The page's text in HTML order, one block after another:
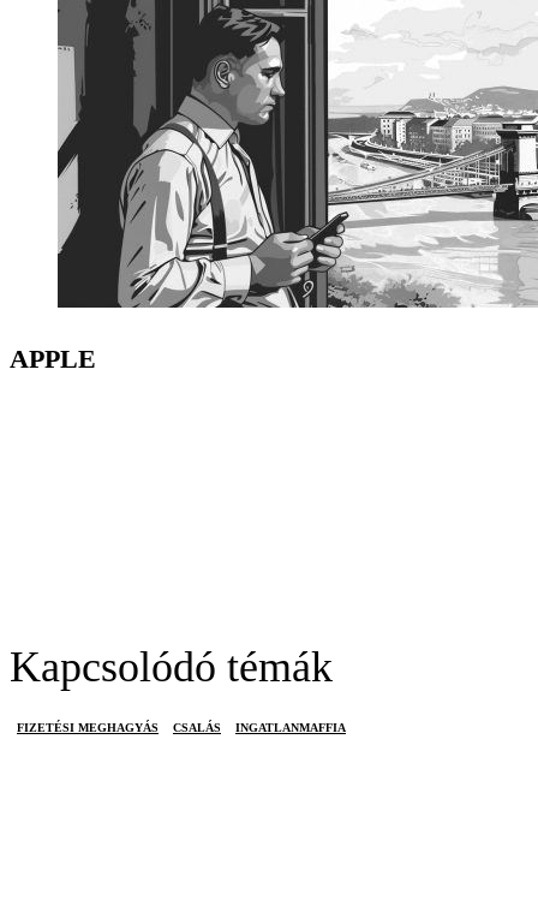
APPLE
Kapcsolódó témák
FIZETÉSI MEGHAGYÁS CSALÁS INGATLANMAFFIA